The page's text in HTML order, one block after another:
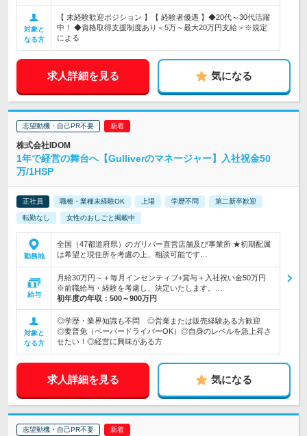
対象と
なる方
【 未経験歓迎ポジション 】【 経験者優遇 】◆20代～30代活躍
中！ ◆資格取得支援制度あり＜5万～最大20万円支給＞※規定
による
求人詳細を見る 気になる
志望動機・自己PR不要
株式会社IDOM
1年で経営の舞台へ【Gulliverのマネージャー】入社祝金50
万/1HSP
正社員 職種・業種未経験OK 上場 学歴不問 第二新卒歓迎
転勤なし 女性のおしごと掲載中
勤務地
全国（47都道府県）のガリバー直営店舗及び事業所 ★初期配属
は希望と現住所を考慮の上、相談可能です…
給与
月給30万円～＋毎月インセンティブ+賞与＋入社祝い金50万円
※前職給与・経験を考慮し、決定いたします。…
初年度の年収： 500～900万円
対象と
なる方
◎学歴・業界知識も不問 ◎営業または販売経験ある方歓迎
◎要普免（ペーパードライバーOK）◎自身のレベルを急上昇さ
せたい！◎経営に興味がある方
求人詳細を見る 気になる
志望動機・自己PR不要